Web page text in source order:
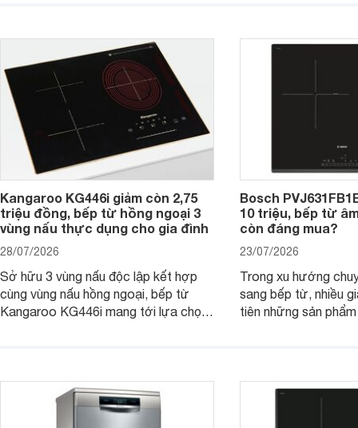
đơn vị phân phối với mức giá khá dễ
tiếp cận, thu hút sự quan tâm của
nhiều người tiêu dùng.
gia đình.
Kangaroo KG446i giảm còn 2,75
triệu đồng, bếp từ hồng ngoại 3
vùng nấu thực dụng cho gia đình
28/07/2026
Sở hữu 3 vùng nấu độc lập kết hợp
cùng vùng nấu hồng ngoại, bếp từ
Kangaroo KG446i mang tới lựa chọn
nhiều cửa hàng, đại lý.
Bosch
10 triệu, bếp từ
còn đáng mua?
23/07/2026
Trong xu hướng
sang bếp từ, nhiều
tiên những sản
mẫu bếp đáp ứng